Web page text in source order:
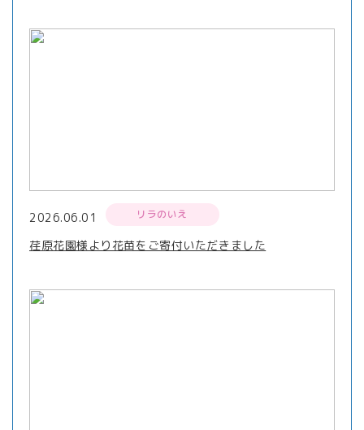
2026.06.01 リラのいえ
荏原花園様より花苗をご寄付いただきました